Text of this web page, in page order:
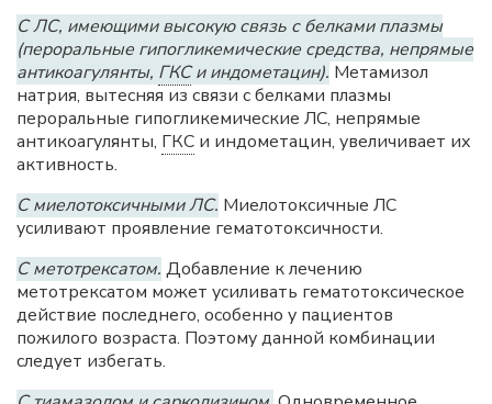
С ЛС, имеющими высокую связь с белками плазмы
(пероральные гипогликемические средства, непрямые
антикоагулянты, ГКСи индометацин). Метамизол
натрия, вытесняя из связи с белками плазмы
пероральные гипогликемические ЛС, непрямые
антикоагулянты, ГКС и индометацин, увеличивает их
активность.
С миелотоксичными ЛС. Миелотоксичные ЛС
усиливают проявление гематотоксичности.
С метотрексатом. Добавление к лечению
метотрексатом может усиливать гематотоксическое
действие последнего, особенно у пациентов
пожилого возраста. Поэтому данной комбинации
следует избегать.